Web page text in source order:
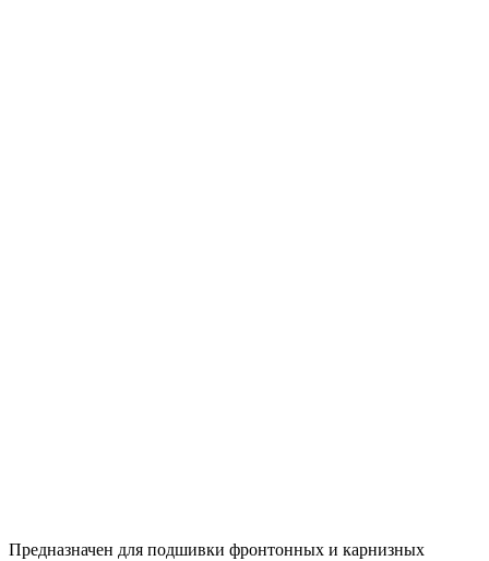
Предназначен для подшивки фронтонных и карнизных